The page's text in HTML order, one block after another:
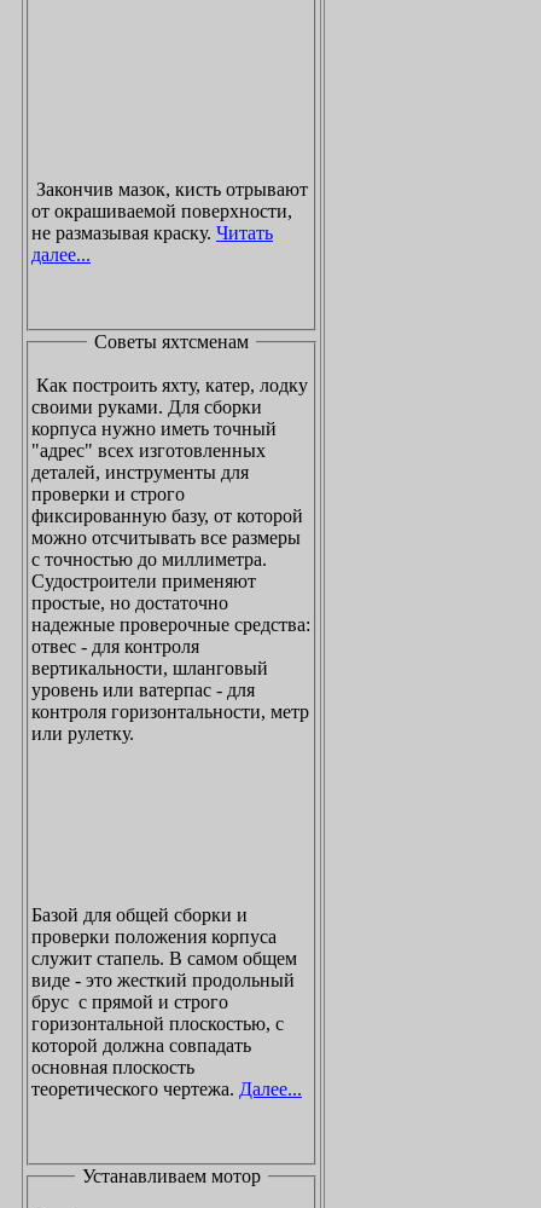
Закончив мазок, кисть отрывают
от окрашиваемой поверхности,
не размазывая краску. Читать
далее...
Советы яхтсменам
Как построить яхту, катер, лодку
своими руками. Для сборки
корпуса нужно иметь точный
"адрес" всех изготовленных
деталей, инструменты для
проверки и строго
фиксированную базу, от которой
можно отсчитывать все размеры
с точностью до миллиметра.
Судостроители применяют
простые, но достаточно
надежные проверочные средства:
отвес - для контроля
вертикальности, шланговый
уровень или ватерпас - для
контроля горизонтальности, метр
или рулетку.
Базой для общей сборки и
проверки положения корпуса
служит стапель. В самом общем
виде - это жесткий продольный
брус с прямой и строго
горизонтальной плоскостью, с
которой должна совпадать
основная плоскость
теоретического чертежа. Далее...
Устанавливаем мотор